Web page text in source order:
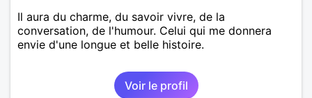
Il aura du charme, du savoir vivre, de la
conversation, de l'humour. Celui qui me donnera
envie d'une longue et belle histoire.
Voir le profil